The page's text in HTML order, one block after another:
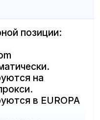
позиции:
на
в EUROPA